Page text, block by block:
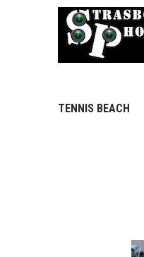
TENNIS BEACH